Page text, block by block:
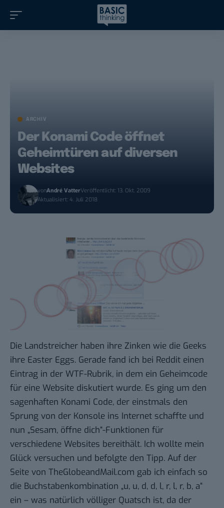
ARCHIV
Der Konami Code öffnet
Geheimtüren auf diversen
Websites
vonAndré VatterVeröffentlicht: 13. Okt. 2009
Aktualisiert: 4. Juli 2018
Die Landstreicher haben ihre Zinken wie die Geeks
ihre Easter Eggs. Gerade fand ich bei Reddit einen
Eintrag in der WTF-Rubrik, in dem ein Geheimcode
für eine Website diskutiert wurde. Es ging um den
sagenhaften Konami Code, der einstmals den
Sprung von der Konsole ins Internet schaffte und
nun „Sesam, öffne dich“-Funktionen für
verschiedene Websites bereithält. Ich wollte mein
Glück versuchen und befolgte den Tipp. Auf der
Seite von TheGlobeandMail.com gab ich einfach so
die Buchstabenkombination „u, u, d, d, l, r, l, r, b, a“
ein – was natürlich völliger Quatsch ist, da der